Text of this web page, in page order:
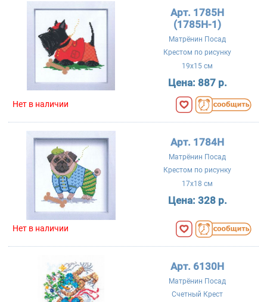
Арт. 1785Н
(1785Н-1)
Матрёнин Посад
Крестом по рисунку
19x15 см
Цена: 887 р.
Нет в наличии
Арт. 1784Н
Матрёнин Посад
Крестом по рисунку
17x18 см
Цена: 328 р.
Нет в наличии
Арт. 6130Н
Матрёнин Посад
Счетный Крест